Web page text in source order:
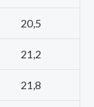
20,5
21,2
21,8